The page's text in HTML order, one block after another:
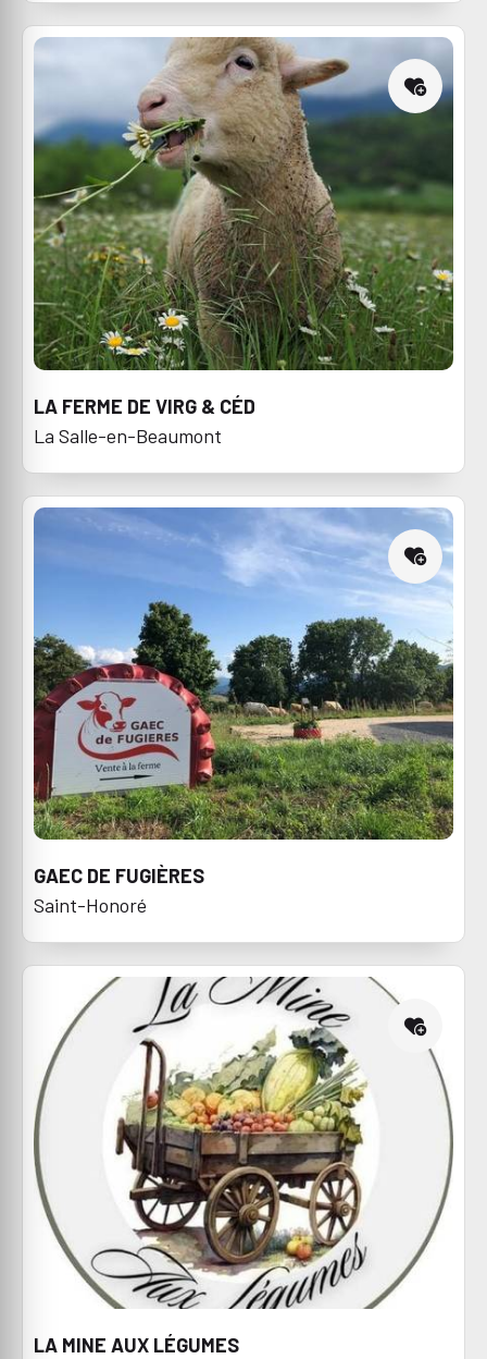
LA FERME DE VIRG & CÉD
La Salle-en-Beaumont
GAEC DE FUGIÈRES
Saint-Honoré
LA MINE AUX LÉGUMES